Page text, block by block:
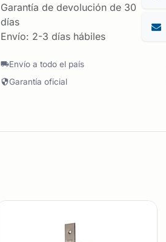
Garantía de devolución de 30
días
Envío: 2-3 días hábiles
Envío a todo el país
Garantía oficial